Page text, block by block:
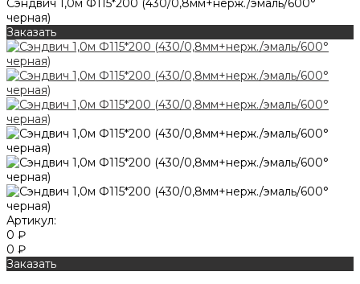
черная)
Заказать
Артикул:
0 ₽
0 ₽
Заказать